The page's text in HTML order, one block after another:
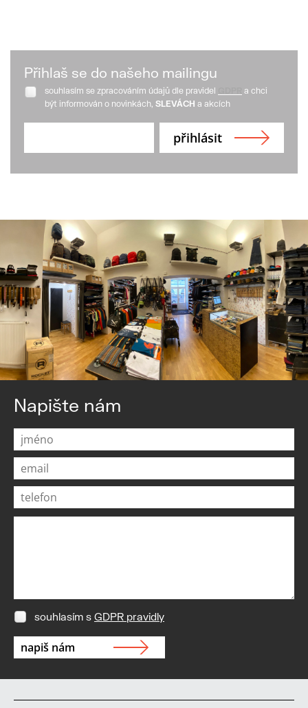
Přihlaš se do našeho mailingu
souhlasím se zpracováním údajů dle pravidel
a chci
být informován o novinkách, SLEVÁCH a akcích
Napište nám
souhlasím s GDPR pravidly